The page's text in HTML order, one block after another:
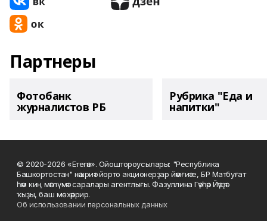
Партнеры
Фотобанк
журналистов РБ
Рубрика "Еда и
напитки"
© 2020-2026 «Етегән». Ойоштороусылары: "Республика
Башкортостан" нәшриәт йорто акционерҙар йәмғиәте, БР Матбуғат
һәм киң мәғлүмәт саралары агентлығы. Фазуллина Гәүһәр Йәүҙәт
ҡыҙы, баш мөхәррир.
Об использовании персональных данных